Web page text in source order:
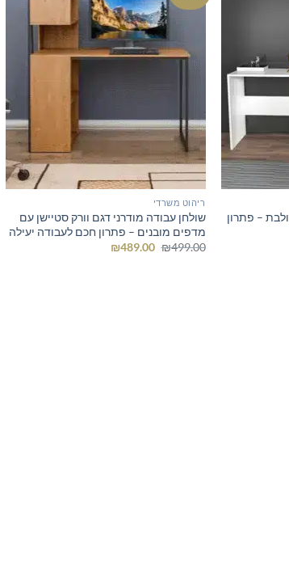
– פתרון
ריהוט משרדי
שולחן עבודה מודרני דגם וורק סטיישן עם
מדפים מובנים – פתרון חכם לעבודה יעילה
₪499.00
המחיר ₪489.00
המחיר